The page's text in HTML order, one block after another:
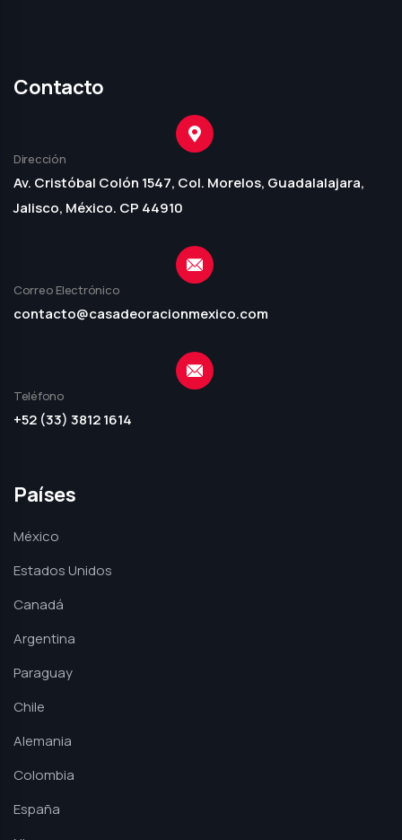
Contacto
Dirección
Av. Cristóbal Colón 1547, Col. Morelos, Guadalalajara,
Jalisco, México. CP 44910
Correo Electrónico
contacto@casadeoracionmexico.com
Teléfono
+52 (33) 3812 1614
Países
México
Estados Unidos
Canadá
Argentina
Paraguay
Chile
Alemania
Colombia
España